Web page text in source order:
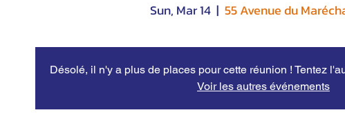
Sun, Mar 14
  |
55 Avenue du
Désolé, il n'y a plus de places pour cette réunion ! Tentez
Voir les autres événements